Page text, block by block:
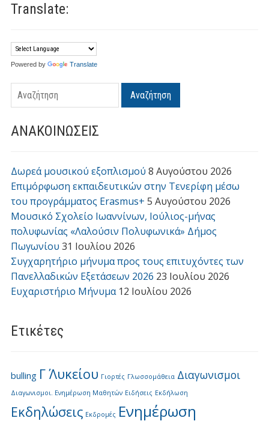
Translate:
Powered by Translate
Αναζήτηση
ΑΝΑΚΟΙΝΩΣΕΙΣ
Δωρεά μουσικού εξοπλισμού 8 Αυγούστου 2026
Επιμόρφωση εκπαιδευτικών στην Τενερίφη μέσω
του προγράμματος Erasmus+ 5 Αυγούστου 2026
Μουσικό Σχολείο Ιωαννίνων, Ιούλιος-μήνας
πολυφωνίας «Λαλούσιν Πολυφωνικά» Δήμος
Πωγωνίου 31 Ιουλίου 2026
Συγχαρητήριο μήνυμα προς τους επιτυχόντες των
Πανελλαδικών Εξετάσεων 2026 23 Ιουλίου 2026
Ευχαριστήριο Μήνυμα 12 Ιουλίου 2026
Ετικέτες
bulling Γ΄ Λυκείου Γιορτές Γλωσσομάθεια Διαγωνισμοι
Διαγωνισμοι. Ενημέρωση Μαθητών Ειδήσεις Εκδήλωση
Εκδηλώσεις Εκδρομές Ενημέρωση